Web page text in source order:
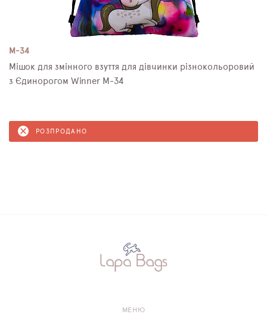
M-34
Мішок для змінного взуття для дівчинки різнокольоровий
з Єдинорогом Winner M-34
РОЗПРОДАНО
МЕНЮ